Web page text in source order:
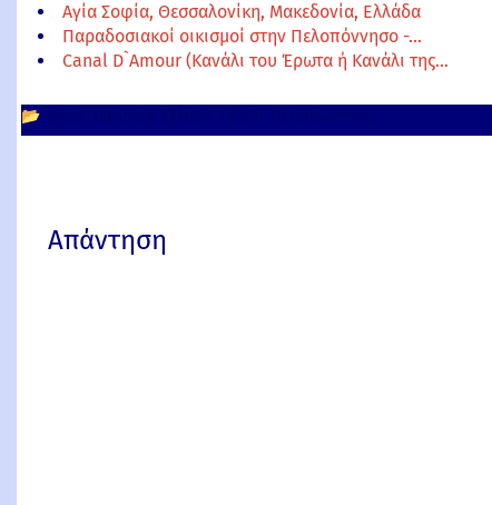
Αγία Σοφία, Θεσσαλονίκη, Μακεδονία, Ελλάδα
Παραδοσιακοί οικισμοί στην Πελοπόννησο -…
Canal D`Amour (Κανάλι του Έρωτα ή Κανάλι της…
📂
Απάντηση